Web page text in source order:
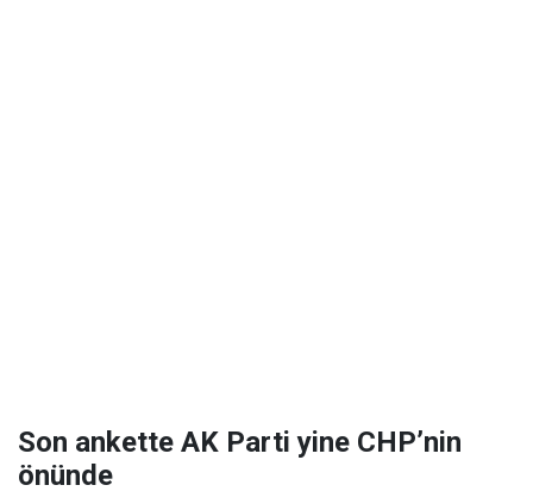
Son ankette AK Parti yine CHP’nin
önünde